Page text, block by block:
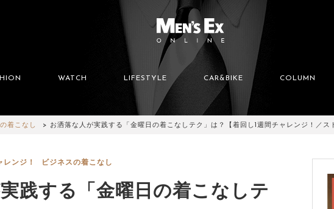
WATCH LIFESTYLE CAR&BIKE COLUMN
着こなし お洒落な人が実践する「金曜日の着こなしテク」は？【着回し1週間チャレンジ！／ス
ンジ！ ビジネスの着こなし
践する「金曜日の着こなしテ